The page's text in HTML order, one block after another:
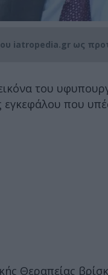
iatropedia.gr ως
εικόνα του
που
Θεραπείας